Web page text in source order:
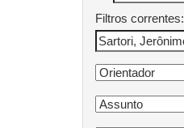
Filtros correntes: